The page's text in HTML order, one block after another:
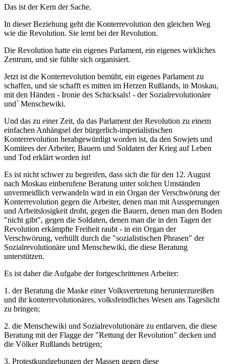
Das ist der Kern der Sache.
In dieser Beziehung geht die Konterrevolution den gleichen Weg
wie die Revolution. Sie lernt bei der Revolution.
Die Revolution hatte ein eigenes Parlament, ein eigenes wirkliches
Zentrum, und sie fühlte sich organisiert.
Jetzt ist die Konterrevolution bemüht, ein eigenes Parlament zu
schaffen, und sie schafft es mitten im Herzen Rußlands, in Moskau,
mit den Händen - Ironie des Schicksals! - der Sozialrevolutionäre
und´ Menschewiki.
Und das zu einer Zeit, da das Parlament der Revolution zu einem
einfachen Anhängsel der bürgerlich-imperialistischen
Konterrevolution herabgewürdigt worden ist, da den Sowjets und
Komitees der Arbeiter, Bauern und Soldaten der Krieg auf Leben
und Tod erklärt worden ist!
Es ist nicht schwer zu begreifen, dass sich die für den 12. August
nach Moskau einberufene Beratung unter solchen Umständen
unvermeidlich verwandeln wird in ein Organ der Verschwörung der
Konterrevolution gegen die Arbeiter, denen man mit Aussperrungen
und Arbeitslosigkeit droht, gegen die Bauern, denen man den Boden
"nicht gibt", gegen die Soldaten, denen man die in den Tagen der
Revolution erkämpfte Freiheit raubt - in ein Organ der
Verschwörung, verhüllt durch die "sozialistischen Phrasen" der
Sozialrevolutionäre und Menschewiki, die diese Beratung
unterstützen.
Es ist daher die Aufgabe der fortgeschrittenen Arbeiter:
1. der Beratung die Maske einer Volksvertretung herunterzureißen
und ihr konterrevolutionäres, volksfeindliches Wesen ans Tageslicht
zu bringen;
2. die Menschewiki und Sozialrevolutionäre zu entlarven, die diese
Beratung mit der Flagge der "Rettung der Revolution" decken und
die Völker Rußlands betrügen;
3. Protestkundgebungen der Massen gegen diese